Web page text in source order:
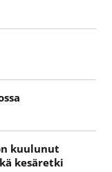
kuulunut
kesäretki